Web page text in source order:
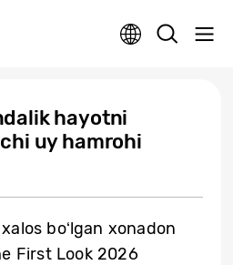
hayotni
uy hamrohi
boʻlgan xonadon
First Look 2026